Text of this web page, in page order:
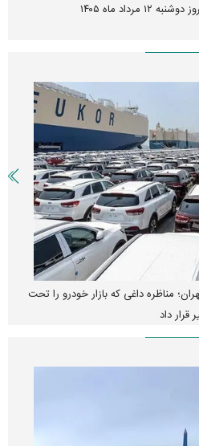
ماه ۱۴۰۵
مناظره داغی که بازار خودرو را تحت
قرار داد